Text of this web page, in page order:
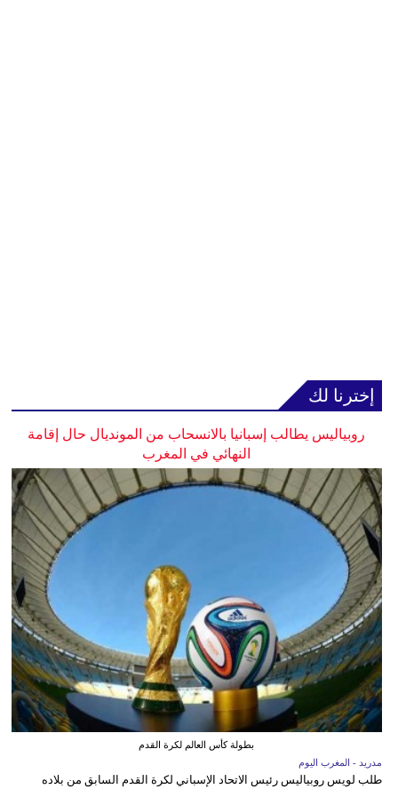
إخترنا لك
روبياليس يطالب إسبانيا بالانسحاب من المونديال حال إقامة
النهائي في المغرب
بطولة كأس العالم لكرة القدم
مدريد - المغرب اليوم
طلب لويس روبياليس رئيس الاتحاد الإسباني لكرة القدم السابق من بلاده